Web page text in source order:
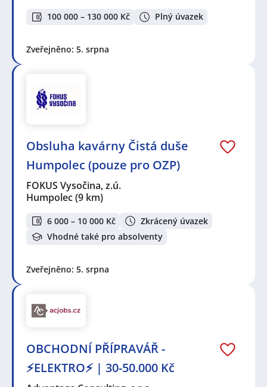
100 000 – 130 000 Kč Plný úvazek
Zveřejněno: 5. srpna
Obsluha kavárny Čistá duše
Humpolec (pouze pro OZP)
FOKUS Vysočina, z.ú.
Humpolec(9 km)
6 000 – 10 000 Kč
Zkrácený úvazek
Vhodné také pro absolventy
Zveřejněno: 5. srpna
OBCHODNÍ PŘÍPRAVÁŘ -
⚡ELEKTRO⚡ | 30-50.000 Kč